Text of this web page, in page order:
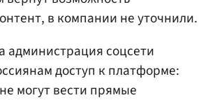
в компании не уточнили.
администрация соцсети
доступ к платформе:
могут вести прямые